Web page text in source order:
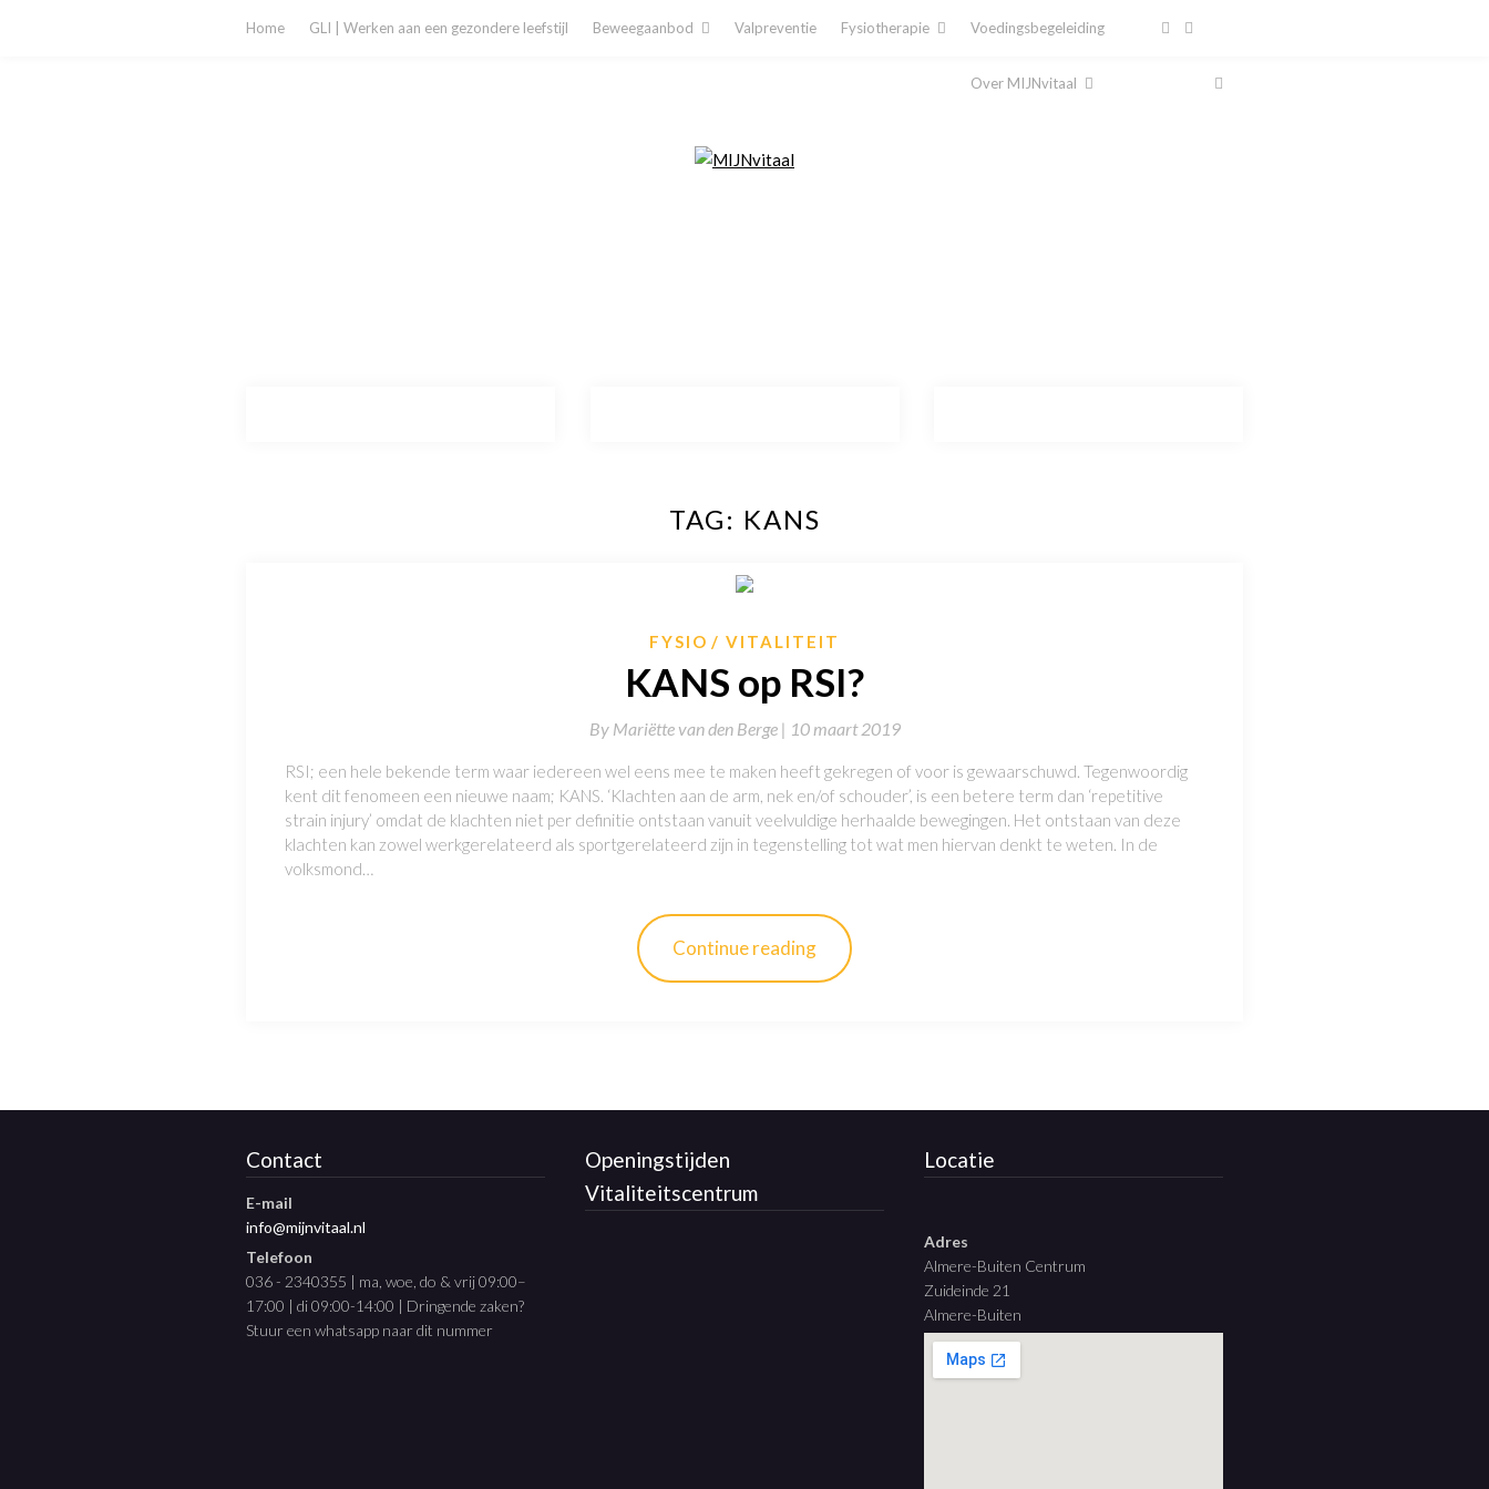
Home GLI | Werken aan een gezondere leefstijl Beweegaanbod Valpreventie Fysiotherapie Voedingsbegeleiding
Over MIJNvitaal
TAG: KANS
FYSIO VITALITEIT
KANS op RSI?
By Mariëtte van den Berge | 10 maart 2019
RSI; een hele bekende term waar iedereen wel eens mee te maken heeft gekregen of voor is gewaarschuwd. Tegenwoordig
kent dit fenomeen een nieuwe naam; KANS. ‘Klachten aan de arm, nek en/of schouder’, is een betere term dan ‘repetitive
strain injury’ omdat de klachten niet per definitie ontstaan vanuit veelvuldige herhaalde bewegingen. Het ontstaan van deze
klachten kan zowel werkgerelateerd als sportgerelateerd zijn in tegenstelling tot wat men hiervan denkt te weten. In de
volksmond…
Continue reading
Contact
E-mail
info@mijnvitaal.nl
Telefoon
036 - 2340355 | ma, woe, do & vrij 09:00–
17:00 | di 09:00-14:00 | Dringende zaken?
Stuur een whatsapp naar dit nummer
Openingstijden
Vitaliteitscentrum
Locatie
Adres
Almere-Buiten Centrum
Zuideinde 21
Almere-Buiten